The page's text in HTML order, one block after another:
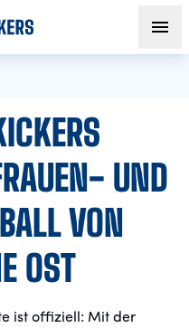
UND
VON D
OST
ist offiziell: Mit der